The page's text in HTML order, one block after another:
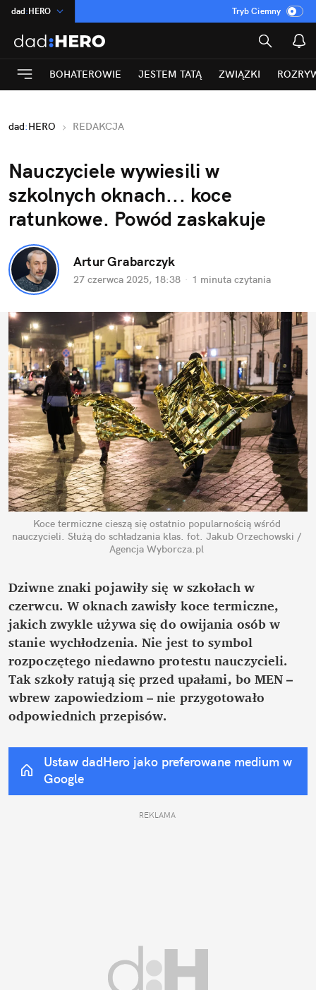
dad:HERO
:Temat
INN:Poland
ASZ:dziennik
Rozrywka
Tryb Ciemny
BOHATEROWIE JESTEM TATĄ ZWIĄZKI
dad:HERO REDAKCJA
Nauczyciele wywiesili w
szkolnych oknach... koce
ratunkowe. Powód zaskakuje
Artur Grabarczyk
27 czerwca 2025, 18:38 · 1 minuta czytania
Koce termiczne cieszą się ostatnio popularnością wśród
nauczycieli. Służą do schładzania klas. fot. Jakub Orzechowski /
Agencja Wyborcza.pl
Dziwne znaki pojawiły się w szkołach w
czerwcu. W oknach zawisły koce termiczne,
jakich zwykle używa się do owijania osób w
stanie wychłodzenia. Nie jest to symbol
rozpoczętego niedawno protestu nauczycieli.
Tak szkoły ratują się przed upałami, bo MEN –
wbrew zapowiedziom – nie przygotowało
odpowiednich przepisów.
Ustaw dadHero jako preferowane medium w
Google
REKLAMA